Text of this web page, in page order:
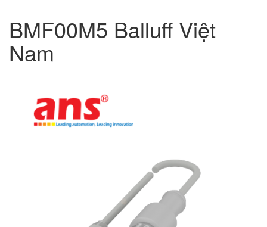
BMF00M5 Balluff Việt
Nam